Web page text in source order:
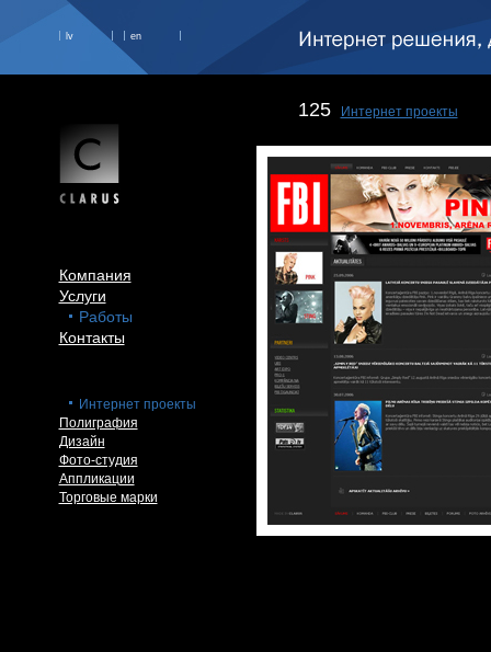
lv en
Компания
Услуги
Работы
Контакты
Интернет проекты
Полиграфия
Дизайн
Фото-студия
Аппликации
Торговые марки
125 Интернет проекты